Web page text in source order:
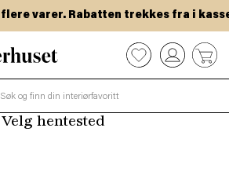
varer. Rabatten trekkes fra i
0
Velg hentested